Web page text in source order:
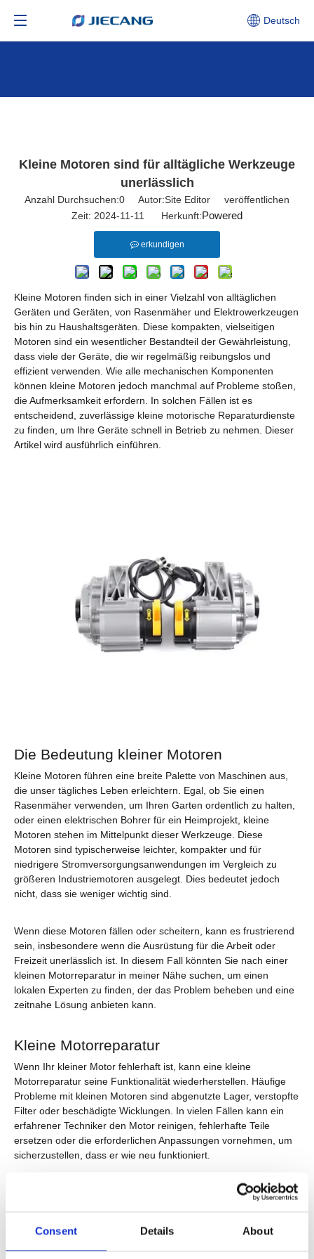
Consent Details About
Deutsch
Kleine Motoren sind für alltägliche Werkzeuge
unerlässlich
Anzahl Durchsuchen:0 Autor:Site Editor veröffentlichen
Zeit: 2024-11-11 Herkunft:Powered
erkundigen
Kleine Motoren finden sich in einer Vielzahl von alltäglichen
Geräten und Geräten, von Rasenmäher und Elektrowerkzeugen
bis hin zu Haushaltsgeräten. Diese kompakten, vielseitigen
Motoren sind ein wesentlicher Bestandteil der Gewährleistung,
dass viele der Geräte, die wir regelmäßig reibungslos und
effizient verwenden. Wie alle mechanischen Komponenten
können kleine Motoren jedoch manchmal auf Probleme stoßen,
die Aufmerksamkeit erfordern. In solchen Fällen ist es
entscheidend, zuverlässige kleine motorische Reparaturdienste
zu finden, um Ihre Geräte schnell in Betrieb zu nehmen. Dieser
Artikel wird ausführlich einführen.
Die Bedeutung kleiner Motoren
Kleine Motoren führen eine breite Palette von Maschinen aus,
die unser tägliches Leben erleichtern. Egal, ob Sie einen
Rasenmäher verwenden, um Ihren Garten ordentlich zu halten,
oder einen elektrischen Bohrer für ein Heimprojekt, kleine
Motoren stehen im Mittelpunkt dieser Werkzeuge. Diese
Motoren sind typischerweise leichter, kompakter und für
niedrigere Stromversorgungsanwendungen im Vergleich zu
größeren Industriemotoren ausgelegt. Dies bedeutet jedoch
nicht, dass sie weniger wichtig sind.
Wenn diese Motoren fällen oder scheitern, kann es frustrierend
sein, insbesondere wenn die Ausrüstung für die Arbeit oder
Freizeit unerlässlich ist. In diesem Fall könnten Sie nach einer
kleinen Motorreparatur in meiner Nähe suchen, um einen
lokalen Experten zu finden, der das Problem beheben und eine
zeitnahe Lösung anbieten kann.
Kleine Motorreparatur
Wenn Ihr kleiner Motor fehlerhaft ist, kann eine kleine
Motorreparatur seine Funktionalität wiederherstellen. Häufige
Probleme mit kleinen Motoren sind abgenutzte Lager, verstopfte
Filter oder beschädigte Wicklungen. In vielen Fällen kann ein
erfahrener Techniker den Motor reinigen, fehlerhafte Teile
ersetzen oder die erforderlichen Anpassungen vornehmen, um
sicherzustellen, dass er wie neu funktioniert.
Bei der Suche nach einer kleinen Motorreparatur in meiner
tun haben. Egal, ob es sich um einen Rasenmäher, kleine
Geräte oder Gartengeräte handelt, ein Experte zur Diagnose